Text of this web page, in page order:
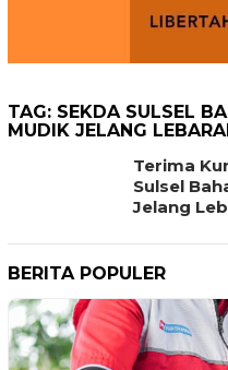
TAG: SEKDA SULSEL
MUDIK JELANG
Terima
Sulsel
Jelang
BERITA POPULER